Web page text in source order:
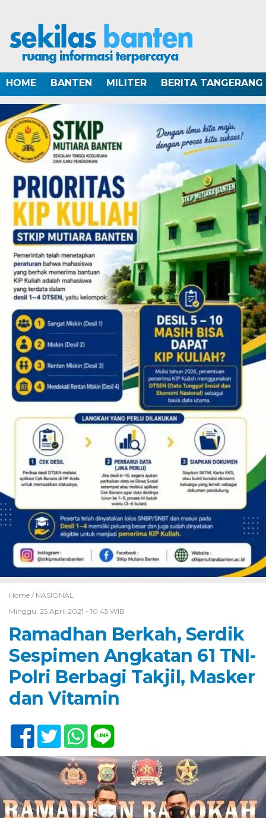
HOME BANTEN MILITER BERITA TANGERANG
Home / NASIONAL
Minggu, 25 April 2021 - 10:45 WIB
Ramadhan Berkah, Serdik
Sespimen Angkatan 61 TNI-
Polri Berbagi Takjil, Masker
dan Vitamin